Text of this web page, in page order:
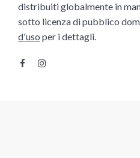
distribuiti globalmente in
sotto licenza di pubblico
d'uso per i dettagli.